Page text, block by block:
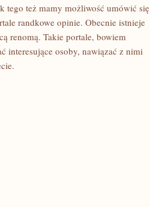
tego też mamy możliwość umówić się
randkowe opinie. Obecnie istnieje
renomą. Takie portale, bowiem
interesujące osoby, nawiązać z nimi